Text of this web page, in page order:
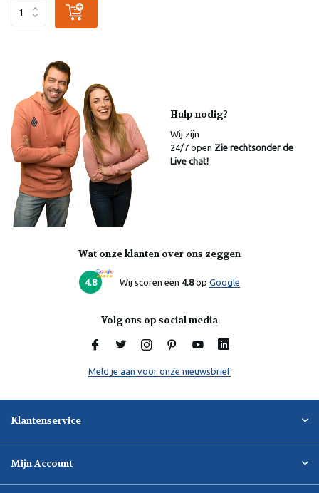
Hulp nodig?
Wij zijn
24/7 open Zie rechtsonder de
Live chat!
Wat onze klanten over ons zeggen
4.8 Wij scoren een 4.8op Google
Volg ons op social media
Meld je aan voor onze nieuwsbrief
Klantenservice
Mijn Account
Online